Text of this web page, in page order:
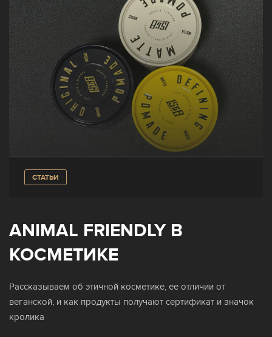
ПАРИКМАХЕРСКИЕ
КЛУБ
ТРЕНДЫ
ГДЕ КУПИТЬ
СТАТЬИ
ANIMAL FRIENDLY В
КОСМЕТИКЕ
Рассказываем об этичной косметике, ее отличии от
веганской, и как продукты получают сертификат и значок
кролика